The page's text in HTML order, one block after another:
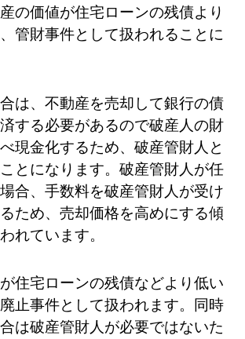
の価値が住宅ローンの残債より
管財事件として扱われることに
は、不動産を売却して銀行の債
する必要があるので破産人の財
現金化するため、破産管財人と
とになります。破産管財人が任
合、手数料を破産管財人が受け
ため、売却価格を高めにする傾
れています。
住宅ローンの残債などより低い
止事件として扱われます。同時
は破産管財人が必要ではないた